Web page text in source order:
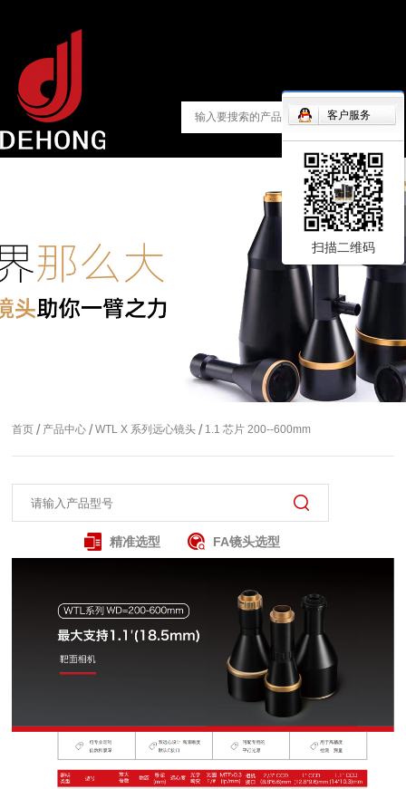
首页 / 产品中心 / WTL X 系列远心镜头 / 1.1 芯片 200--600mm
精准选型 FA镜头选型
客户服务
扫描二维码